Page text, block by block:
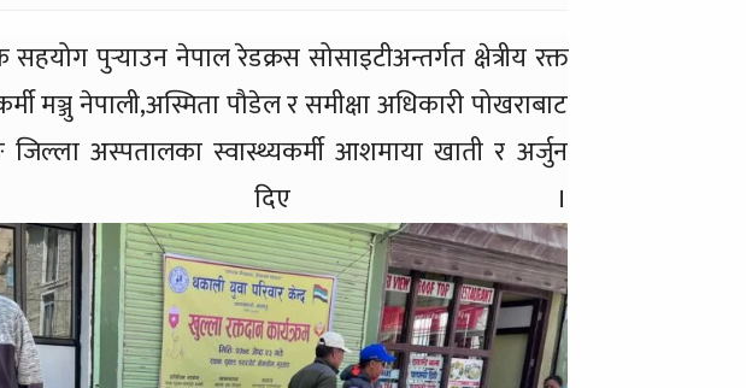
सहयोग पुर्‍याउन नेपाल रेडक्रस सोसाइटीअन्तर्गत क्षेत्रीय रक्त
मञ्जु नेपाली,अस्मिता पौडेल र समीक्षा अधिकारी पोखराबाट
अस्पतालका स्वास्थ्यकर्मी आशमाया खाती र अर्जुन
साथ दिए ।